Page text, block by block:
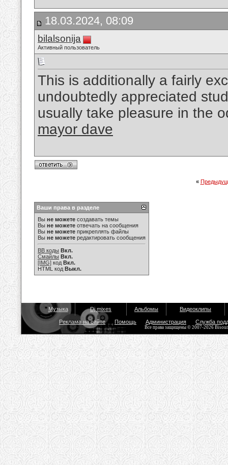
18.03.2024, 08:09
bilalsonija
Активный пользователь
This is additionally a fairly
undoubtedly appreciated
usually take pleasure in the
mayor dave
«
Ваши права в разделе
Вы не можете создавать темы
Вы не можете отвечать на сообщения
Вы не можете прикреплять файлы
Вы не можете редактировать сообщения
BB коды Вкл.
Смайлы Вкл.
[IMG] код Вкл.
HTML код Выкл.
Музыка Dj mixes Альбомы Видеоклипы
Реклама на сайте Помощь Администрация Служба
Все права защищены © 2007-2026